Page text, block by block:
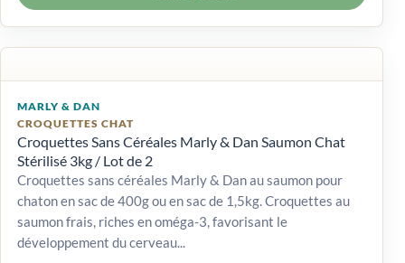
MARLY & DAN
CROQUETTES CHAT
Croquettes Sans Céréales Marly & Dan Saumon Chat
Stérilisé 3kg / Lot de 2
Croquettes sans céréales Marly & Dan au saumon pour
chaton en sac de 400g ou en sac de 1,5kg. Croquettes au
saumon frais, riches en oméga-3, favorisant le
développement du cerveau...